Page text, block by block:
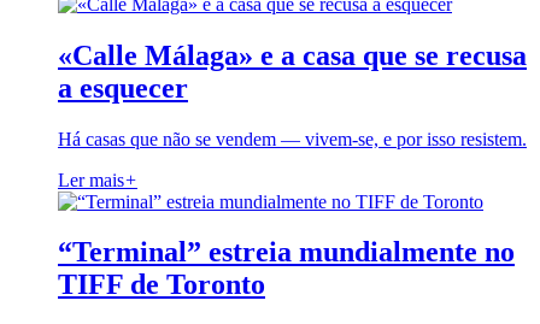
«Calle Málaga» e a casa que se recusa
a esquecer
Há casas que não se vendem — vivem-se, e por isso resistem.
Ler mais+
“Terminal” estreia mundialmente no
TIFF de Toronto